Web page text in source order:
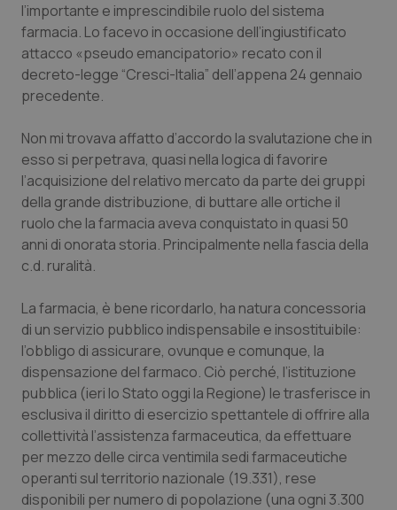
Emilia-Romagna
Friuli Venezia Giulia
Liguria
Lombardia
Marche
Molise
Piemonte
Provincia Autonoma di Bolzano
Provincia Autonoma di Trento
Puglia
Colesterolo & coronaropatie
Dermatite Atopica
Disturbi dell’umore
Dolore
Donna & Salute
Epatiti
HIV
Infezioni & Febbre
Ipertensione & Scompenso
Malattie rare
l’importante e imprescindibile ruolo del sistema
farmacia. Lo facevo in occasione dell’ingiustificato
attacco «pseudo emancipatorio» recato con il
decreto-legge “Cresci-Italia” dell’appena 24 gennaio
precedente.
Non mi trovava affatto d’accordo la svalutazione che in
esso si perpetrava, quasi nella logica di favorire
l’acquisizione del relativo mercato da parte dei gruppi
della grande distribuzione, di buttare alle ortiche il
ruolo che la farmacia aveva conquistato in quasi 50
anni di onorata storia. Principalmente nella fascia della
c.d. ruralità.
La farmacia, è bene ricordarlo, ha natura concessoria
di un servizio pubblico indispensabile e insostituibile:
l’obbligo di assicurare, ovunque e comunque, la
dispensazione del farmaco. Ciò perché, l’istituzione
pubblica (ieri lo Stato oggi la Regione) le trasferisce in
esclusiva il diritto di esercizio spettantele di offrire alla
collettività l’assistenza farmaceutica, da effettuare
per mezzo delle circa ventimila sedi farmaceutiche
operanti sul territorio nazionale (19.331), rese
disponibili per numero di popolazione (una ogni 3.300